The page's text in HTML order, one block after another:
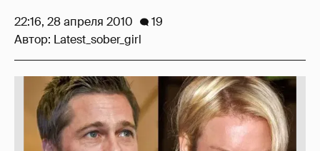
22:16, 28 апреля 2010
19
Автор: Latest_sober_girl